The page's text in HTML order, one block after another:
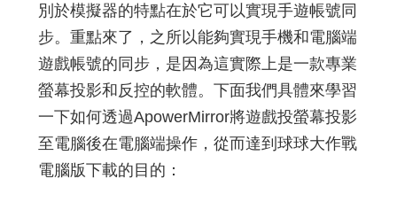
別於模擬器的特點在於它可以實現手遊帳號同
步。重點來了，之所以能夠實現手機和電腦端
遊戲帳號的同步，是因為這實際上是一款專業
螢幕投影和反控的軟體。下面我們具體來學習
一下如何透過ApowerMirror將遊戲投螢幕投影
至電腦後在電腦端操作，從而達到球球大作戰
電腦版下載的目的：